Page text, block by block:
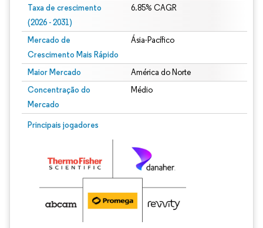
Taxa de crescimento
(2026 - 2031)
6.85% CAGR
Mercado de
Crescimento Mais Rápido
Ásia-Pacífico
Maior Mercado América do Norte
Concentração do
Mercado
Médio
Principais jogadores
Imagem © Mordor Intelligence. O reuso requer atribuição conforme CC BY 4.0.